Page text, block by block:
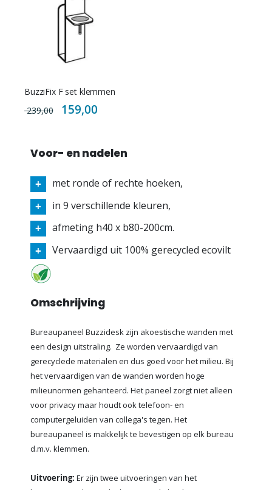
BuzziFix F set klemmen
239,00
Special
Price
159,00
Voor- en nadelen
met ronde of rechte hoeken,
in 9 verschillende kleuren,
afmeting h40 x b80-200cm.
Vervaardigd uit 100% gerecycled ecovilt
Omschrijving
Bureaupaneel Buzzidesk zijn akoestische wanden met
een design uitstraling. Ze worden vervaardigd van
gerecyclede materialen en dus goed voor het milieu. Bij
het vervaardigen van de wanden worden hoge
milieunormen gehanteerd. Het paneel zorgt niet alleen
voor privacy maar houdt ook telefoon- en
computergeluiden van collega's tegen. Het
bureaupaneel is makkelijk te bevestigen op elk bureau
d.m.v. klemmen.
Uitvoering: Er zijn twee uitvoeringen van het